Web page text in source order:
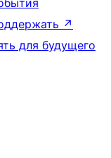
↗
для будущего